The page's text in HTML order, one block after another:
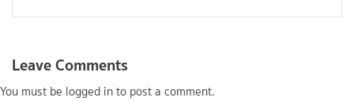
Leave Comments
You must be logged into post a comment.